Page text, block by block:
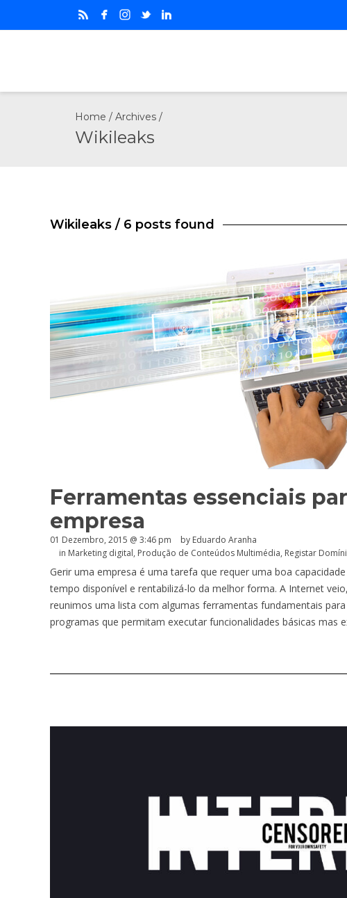
Home / Archives /
Wikileaks
Wikileaks / 6 posts found
Ferramentas essenciais
empresa
01 Dezembro, 2015 @ 3:46 pm by Eduardo Aranha
in Marketing digital, Produção de Conteúdos Multimédia, Registar
Gerir uma empresa é uma tarefa que requer uma boa
tempo disponível e rentabilizá-lo da melhor forma. A Internet
reunimos uma lista com algumas ferramentas fundamentais
programas que permitam executar funcionalidades básicas mas